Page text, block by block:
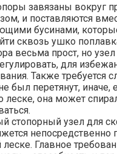
завязаны вокруг
и поставляются
бусинами,
сквозь ушко
весьма прост, но узел
для
Также требуется
был перетянут, иначе,
леске, она может
стопорный узел для
непосредственно
леске. Главное